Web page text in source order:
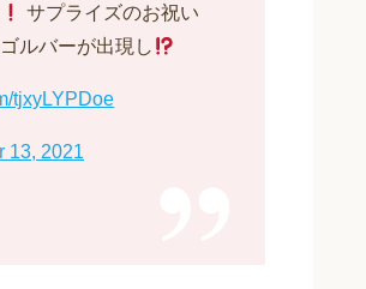
サプライズのお祝い
ルバーが出現し
tjxyLYPDoe
13, 2021